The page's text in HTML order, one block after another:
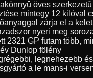
öves
mintegy 12 kilóval
zárja el a
nyeri meg
2321 GP futam több,
Dunlop fölény
legnehezebb
a le mans-i